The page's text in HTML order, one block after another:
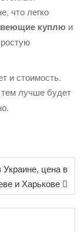
что легко
куплю и
и стоимость.
лучше будет
цена в
и Харькове